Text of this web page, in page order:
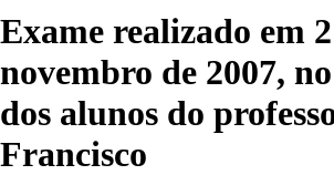
Exame realizado em
novembro de 2007,
dos alunos do
Francisco